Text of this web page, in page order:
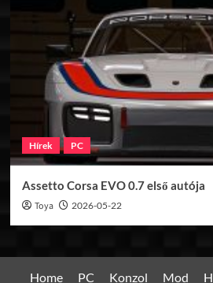
Hírek PC
Assetto Corsa EVO 0.7 első autója
Toya 2026-05-22
Home PC Konzol Mod